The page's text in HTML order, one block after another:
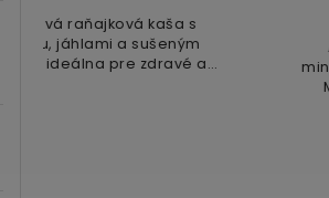
Aniónová zubná pasta s
minerálnymi soľami "ANIODENT